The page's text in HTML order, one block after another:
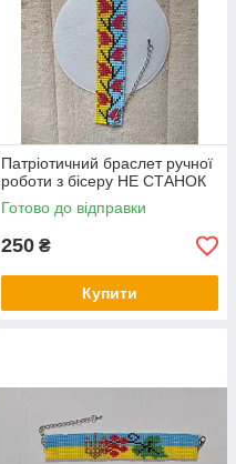
Патріотичний браслет ручної
роботи з бісеру НЕ СТАНОК
Готово до відправки
250 ₴
Купити